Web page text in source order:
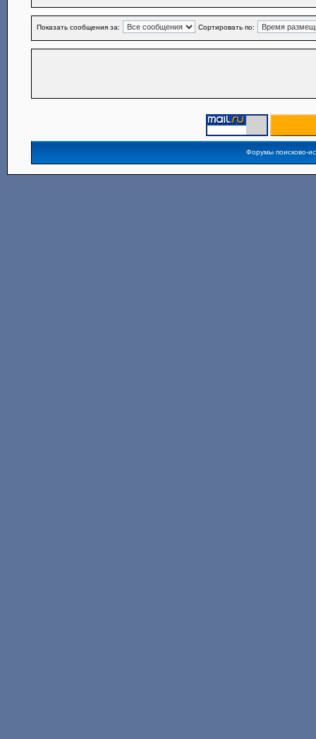
Показать сообщения за: Сортировать по:
Форумы поисково-